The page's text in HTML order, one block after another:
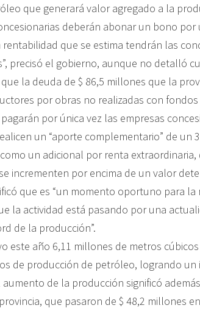
que generará valor agregado a la
deberán abonar un bono por
que se estima tendrán las
precisó el gobierno, aunque no detalló
la deuda de $ 86,5 millones que la
por obras no realizadas con
por única vez las empresas
un “aporte complementario” de un
un adicional por renta
incrementen por encima de un valor
que es “un momento oportuno para
la actividad está pasando por una
de la producción”.
este año 6,11 millones de metros
de producción de petróleo, logrando un
aumento de la producción significó
que pasaron de $ 48,2 millones